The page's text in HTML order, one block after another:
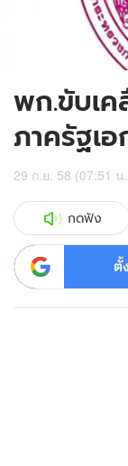
พก.ขับเ
ภาครัฐเ
29 ก.ย. 58 (07:51 น
กดฟัง
ตั้